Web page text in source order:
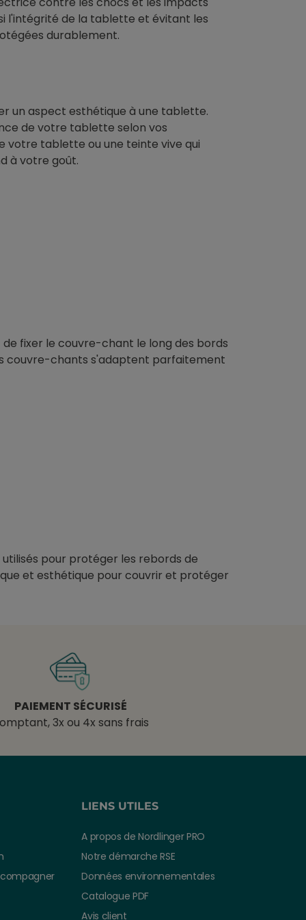
l'intégrité de la tablette et évitant les
durablement.
un aspect esthétique à une tablette.
de votre tablette selon vos
votre tablette ou une teinte vive qui
à votre goût.
fixer le couvre-chant le long des bords
couvre-chants s'adaptent parfaitement
pour protéger les rebords de
et esthétique pour couvrir et protéger
PAIEMENT SÉCURISÉ
3x ou 4x sans frais
LIENS UTILES
A propos de Nordlinger PRO
Notre démarche RSE
Données environnementales
Catalogue PDF
Avis client